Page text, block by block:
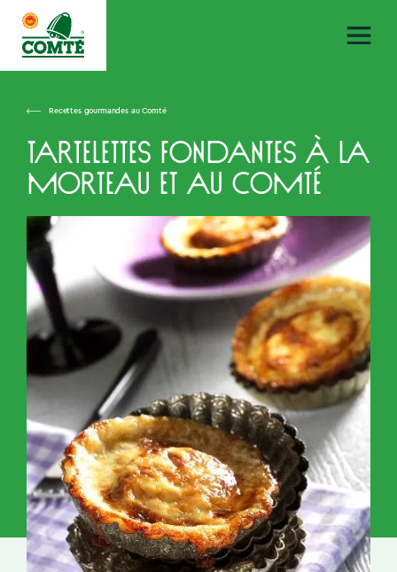
Recettes gourmandes au Comté
Tartelettes fondantes à la
Morteau et au Comté